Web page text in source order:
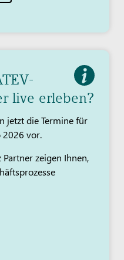
live erleben?
jetzt die Termine für
2026 vor.
zeigen Ihnen,